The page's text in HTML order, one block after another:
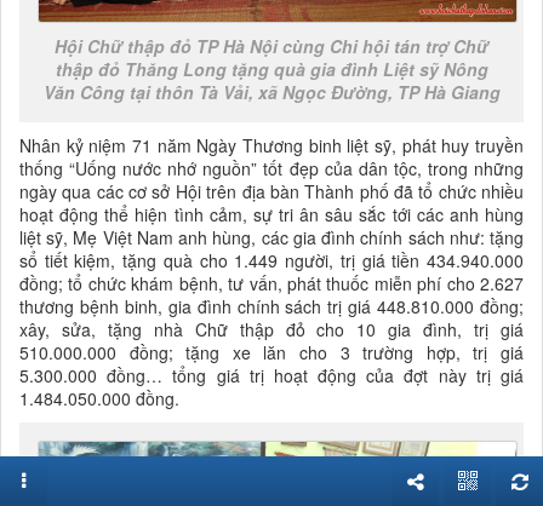
Hội Chữ thập đỏ TP Hà Nội cùng Chi hội tán trợ Chữ
thập đỏ Thăng Long tặng quà gia đình Liệt sỹ Nông
Văn Công tại thôn Tà Vải, xã Ngọc Đường, TP Hà Giang
Nhân kỷ niệm 71 năm Ngày Thương binh liệt sỹ, phát huy truyền
thống “Uống nước nhớ nguồn” tốt đẹp của dân tộc, trong những
ngày qua các cơ sở Hội trên địa bàn Thành phố đã tổ chức nhiều
hoạt động thể hiện tình cảm, sự tri ân sâu sắc tới các anh hùng
liệt sỹ, Mẹ Việt Nam anh hùng, các gia đình chính sách như: tặng
sổ tiết kiệm, tặng quà cho 1.449 người, trị giá tiền 434.940.000
đồng; tổ chức khám bệnh, tư vấn, phát thuốc miễn phí cho 2.627
thương bệnh binh, gia đình chính sách trị giá 448.810.000 đồng;
xây, sửa, tặng nhà Chữ thập đỏ cho 10 gia đình, trị giá
510.000.000 đồng; tặng xe lăn cho 3 trường hợp, trị giá
5.300.000 đồng… tổng giá trị hoạt động của đợt này trị giá
1.484.050.000 đồng.